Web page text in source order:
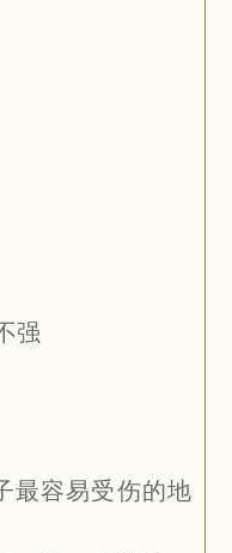
强
最容易受伤的地